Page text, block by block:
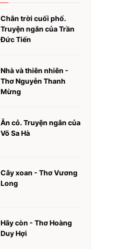
Chân trời cuối phố.
Truyện ngắn của Trần
Đức Tiến
Nhà và thiên nhiên -
Thơ Nguyễn Thanh
Mừng
Ăn cỏ. Truyện ngắn của
Võ Sa Hà
Cây xoan - Thơ Vương
Long
Hãy còn - Thơ Hoàng
Duy Hợi